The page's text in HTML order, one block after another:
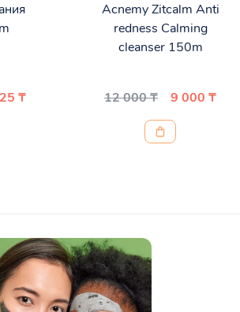
₸
Acnemy Zitcalm Anti
redness Calming
cleanser 150m
12 000 ₸ 9 000 ₸